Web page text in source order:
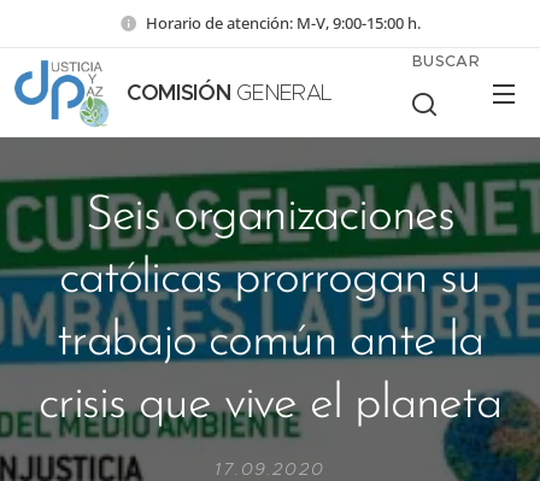
Horario de atención: M-V, 9:00-15:00 h.
COMISIÓN GENERAL
BUSCAR
Seis organizaciones
católicas prorrogan su
trabajo común ante la
crisis que vive el planeta
17.09.2020